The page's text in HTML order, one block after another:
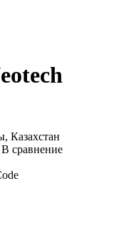
Казахстан
В сравнение